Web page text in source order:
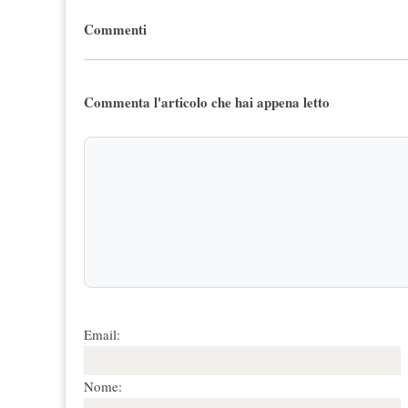
Commenti
Commenta l'articolo che hai appena letto
Email:
Nome: